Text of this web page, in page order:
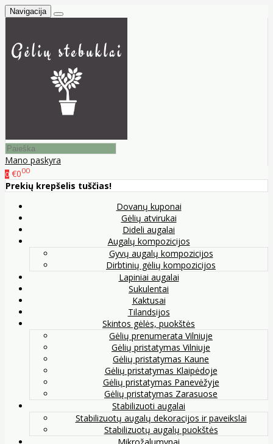
Navigacija
Mano paskyra
0 €000
Prekių krepšelis tuščias!
Dovanų kuponai
Gėlių atvirukai
Dideli augalai
Augalų kompozicijos
Gyvų augalų kompozicijos
Dirbtinių gėlių kompozicijos
Lapiniai augalai
Sukulentai
Kaktusai
Tilandsijos
Skintos gėlės, puokštės
Gėlių prenumerata Vilniuje
Gėlių pristatymas Vilniuje
Gėlių pristatymas Kaune
Gėlių pristatymas Klaipėdoje
Gėlių pristatymas Panevėžyje
Gėlių pristatymas Zarasuose
Stabilizuoti augalai
Stabilizuotų augalų dekoracijos ir paveikslai
Stabilizuotų augalų puokštės
Mikrožalumynai